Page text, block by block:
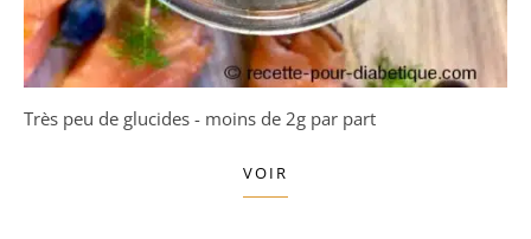
Très peu de glucides - moins de 2g par part
VOIR